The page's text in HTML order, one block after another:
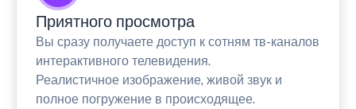
Приятного просмотра
Вы сразу получаете доступ к сотням тв-каналов
интерактивного телевидения.
Реалистичное изображение, живой звук и
полное погружение в происходящее.